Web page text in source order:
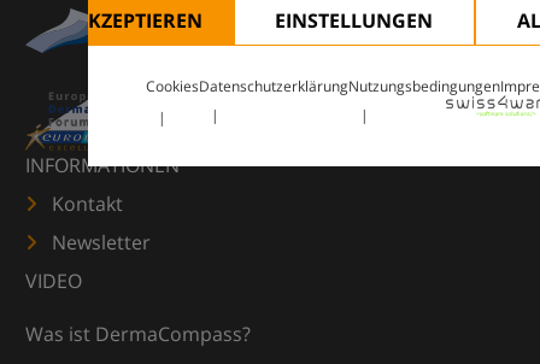
ALLE AKZEPTIEREN
EINSTELLUNGEN
CookiesDatenschutzerklärungNutzungsbedingungen
INFORMATIONEN
Kontakt
Newsletter
VIDEO
Was ist DermaCompass?